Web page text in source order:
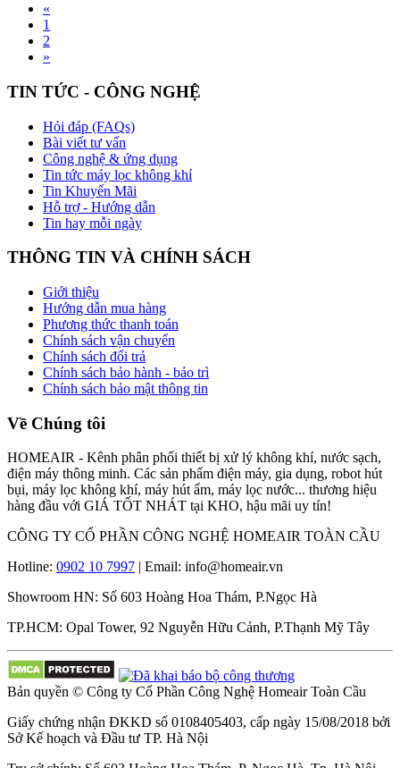
«
1
2
»
TIN TỨC - CÔNG NGHỆ
Hỏi đáp (FAQs)
Bài viết tư vấn
Công nghệ & ứng dụng
Tin tức máy lọc không khí
Tin Khuyến Mãi
Hỗ trợ - Hướng dẫn
Tin hay mỗi ngày
THÔNG TIN VÀ CHÍNH SÁCH
Giới thiệu
Hướng dẫn mua hàng
Phương thức thanh toán
Chính sách vận chuyển
Chính sách đổi trả
Chính sách bảo hành - bảo trì
Chính sách bảo mật thông tin
Về Chúng tôi
HOMEAIR - Kênh phân phối thiết bị xử lý không khí, nước sạch,
điện máy thông minh. Các sản phẩm điện máy, gia dụng, robot hút
bụi, máy lọc không khí, máy hút ẩm, máy lọc nước... thương hiệu
hàng đầu với GIÁ TỐT NHÁT tại KHO, hậu mãi uy tín!
CÔNG TY CỔ PHẦN CÔNG NGHỆ HOMEAIR TOÀN CẦU
Hotline: 0902 10 7997 | Email: info@homeair.vn
Showroom HN: Số 603 Hoàng Hoa Thám, P.Ngọc Hà
TP.HCM: Opal Tower, 92 Nguyễn Hữu Cảnh, P.Thạnh Mỹ Tây
Bản quyền © Công ty Cổ Phần Công Nghệ Homeair Toàn Cầu
Giấy chứng nhận ĐKKD số 0108405403, cấp ngày 15/08/2018 bởi
Sở Kế hoạch và Đầu tư TP. Hà Nội